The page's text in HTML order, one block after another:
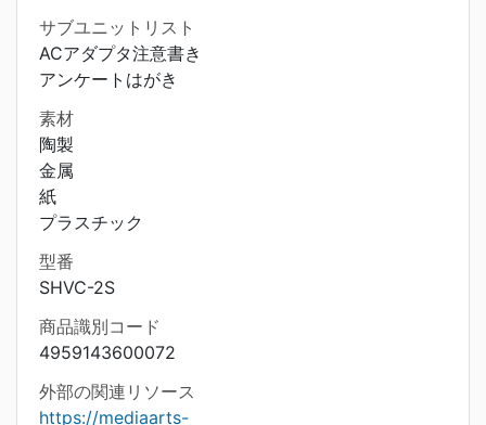
サブユニットリスト
ACアダプタ注意書き
アンケートはがき
素材
陶製
金属
紙
プラスチック
型番
SHVC-2S
商品識別コード
4959143600072
外部の関連リソース
https://mediaarts-